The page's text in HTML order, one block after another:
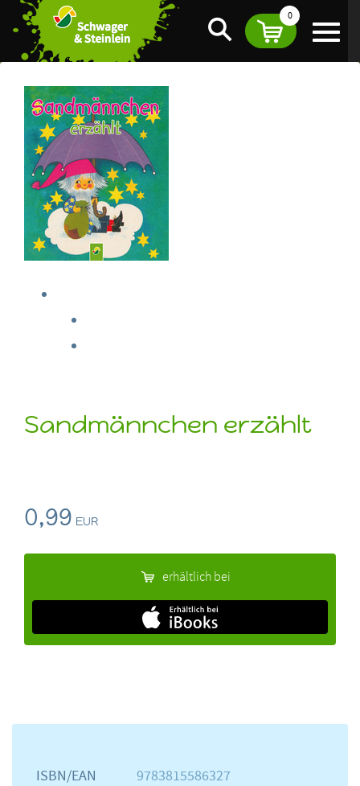
0
Sandmännchen erzählt
0,99 EUR
erhältlich bei
ISBN/EAN
9783815586327